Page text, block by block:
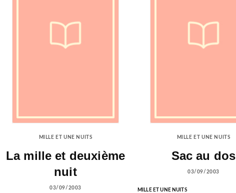
MILLE ET UNE NUITS
La mille et deuxième
nuit
03/09/2003
MILLE ET UNE NUITS
Sac au dos
03/09/2003
MILLE ET UNE NUITS